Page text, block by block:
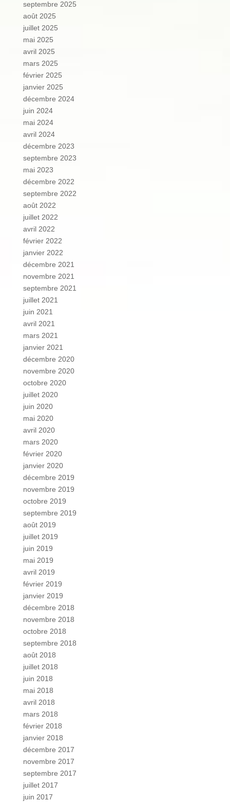
septembre 2025
août 2025
juillet 2025
mai 2025
avril 2025
mars 2025
février 2025
janvier 2025
décembre 2024
juin 2024
mai 2024
avril 2024
décembre 2023
septembre 2023
mai 2023
décembre 2022
septembre 2022
août 2022
juillet 2022
avril 2022
février 2022
janvier 2022
décembre 2021
novembre 2021
septembre 2021
juillet 2021
juin 2021
avril 2021
mars 2021
janvier 2021
décembre 2020
novembre 2020
octobre 2020
juillet 2020
juin 2020
mai 2020
avril 2020
mars 2020
février 2020
janvier 2020
décembre 2019
novembre 2019
octobre 2019
septembre 2019
août 2019
juillet 2019
juin 2019
mai 2019
avril 2019
février 2019
janvier 2019
décembre 2018
novembre 2018
octobre 2018
septembre 2018
août 2018
juillet 2018
juin 2018
mai 2018
avril 2018
mars 2018
février 2018
janvier 2018
décembre 2017
novembre 2017
septembre 2017
juillet 2017
juin 2017